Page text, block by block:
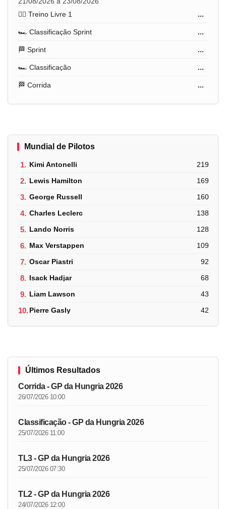
🏋️‍♂️ Treino Livre 1
...
🏎️ Classificação Sprint ...
🏁 Sprint ...
🏎️ Classificação ...
🏁 Corrida ...
Mundial de Pilotos
1. Kimi Antonelli 219
2. Lewis Hamilton 169
3. George Russell 160
4. Charles Leclerc 138
5. Lando Norris 128
6. Max Verstappen 109
7. Oscar Piastri 92
8. Isack Hadjar 68
9. Liam Lawson 43
10.Pierre Gasly 42
Últimos Resultados
Corrida - GP da Hungria 2026
26/07/2026 10:00
Classificação - GP da Hungria 2026
25/07/2026 11:00
TL3 - GP da Hungria 2026
25/07/2026 07:30
TL2 - GP da Hungria 2026
24/07/2026 12:00